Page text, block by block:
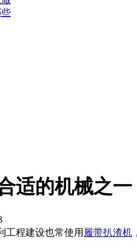
适的机械之一
工程建设也常使用 履带扒渣机